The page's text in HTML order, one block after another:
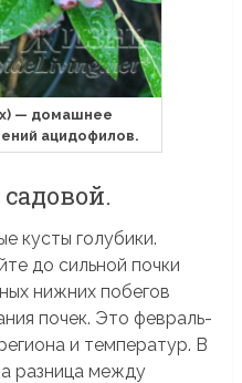
— домашнее
ацидофилов.
кусты голубики.
до сильной почки
нижних побегов
почек. Это февраль-
и температур. В
разница между